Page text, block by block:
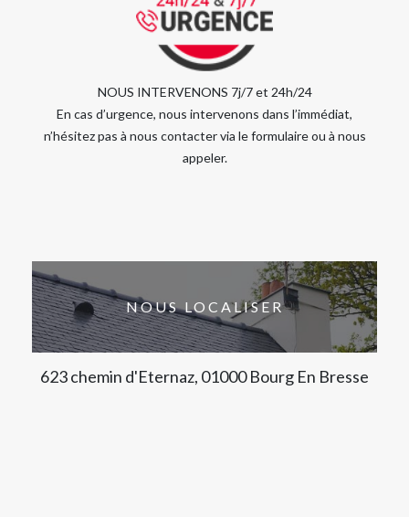
NOUS INTERVENONS 7j/7 et 24h/24
En cas d’urgence, nous intervenons dans l’immédiat,
n’hésitez pas à nous contacter via le formulaire ou à nous
appeler.
NOUS LOCALISER
623 chemin d'Eternaz, 01000 Bourg En Bresse